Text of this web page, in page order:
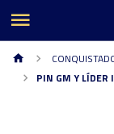
PIN GM Y LÍDER